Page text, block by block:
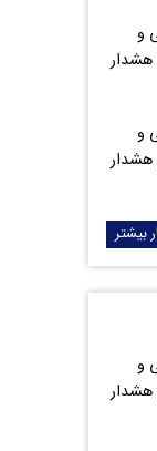
و
هشدار
و
هشدار
بیشتر
و
هشدار